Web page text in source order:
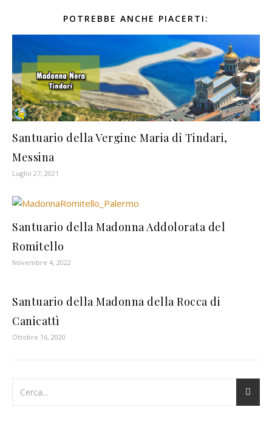
POTREBBE ANCHE PIACERTI:
Santuario della Vergine Maria di Tindari,
Messina
Luglio 27, 2021
Santuario della Madonna Addolorata del
Romitello
Novembre 4, 2022
Santuario della Madonna della Rocca di
Canicattì
Ottobre 16, 2020